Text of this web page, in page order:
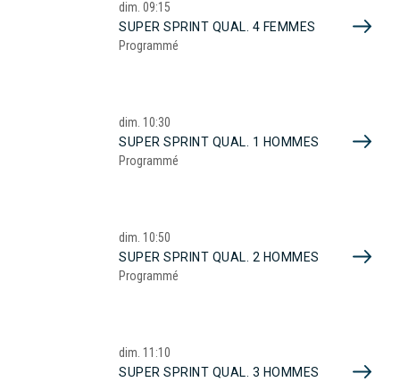
dim. 09:15
SUPER SPRINT QUAL. 4 FEMMES
Programmé
dim. 10:30
SUPER SPRINT QUAL. 1 HOMMES
Programmé
dim. 10:50
SUPER SPRINT QUAL. 2 HOMMES
Programmé
dim. 11:10
SUPER SPRINT QUAL. 3 HOMMES